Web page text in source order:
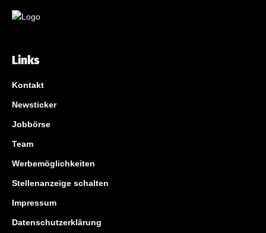
Links
Kontakt
Newsticker
Jobbörse
Team
Werbemöglichkeiten
Stellenanzeige schalten
Impressum
Datenschutzerklärung